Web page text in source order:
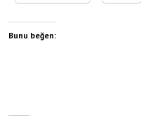
Bunu beğen: